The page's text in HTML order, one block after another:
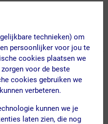
technieken) om
persoonlijker voor jou te
cookies plaatsen we
voor de beste
cookies gebruiken we
verbeteren.
kunnen we je
laten zien, die nog
in huis
Kort Zwart Heren